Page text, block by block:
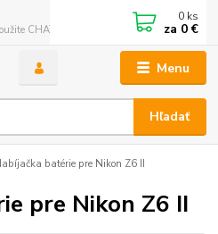
Menu
Hľadať
CHATBOX
0 ks
za 0 €
batérie pre Nikon Z6 II
pre Nikon Z6 II